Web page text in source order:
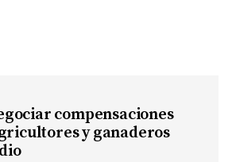
compensaciones
y ganaderos